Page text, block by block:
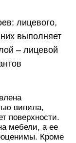
лицевого,
выполняет
– лицевой
винила,
поверхности.
мебели, а ее
Кроме